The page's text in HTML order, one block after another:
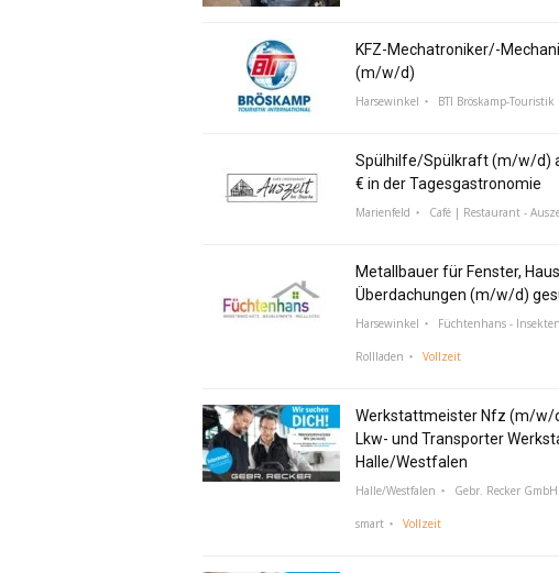
KFZ-Mechatroniker/-
(m/w/d)
Harsewinkel BTI Bröskamp-
Spülhilfe/Spülkraft (m/w/d)
€ in der Tagesgastronomie
Marienfeld Café | Restaurant -
Metallbauer für Fenster,
Überdachungen (m/w/d)
Harsewinkel Füchtenhans -
Rollladen Vollzeit
Werkstattmeister Nfz (m/w/
Lkw- und Transporter
Halle/Westfalen
Halle/Westfalen Gebr. Recker
smart Vollzeit